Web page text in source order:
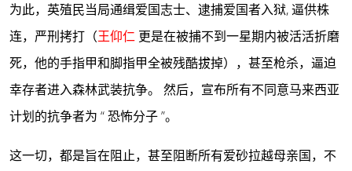
为此，英殖民当局通缉爱国志士、逮捕爱国者入狱, 逼供株
连，严刑拷打（王仰仁 更是在被捕不到一星期内被活活折磨
死，他的手指甲和脚指甲全被残酷拔掉），甚至枪杀，逼迫
幸存者进入森林武装抗争。 然后，宣布所有不同意马来西亚
计划的抗争者为 “ 恐怖分子 ”。
这一切，都是旨在阻止，甚至阻断所有爱砂拉越母亲国，不